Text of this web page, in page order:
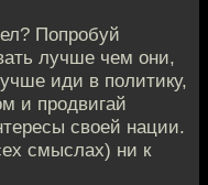
Попробуй
лучше чем они,
иди в политику,
и продвигай
своей нации.
смыслах) ни к